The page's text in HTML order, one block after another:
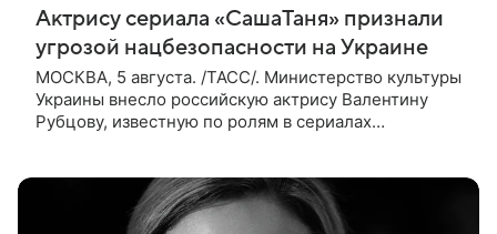
Актрису сериала «СашаТаня» признали
угрозой нацбезопасности на Украине
МОСКВА, 5 августа. /ТАСС/. Министерство культуры
Украины внесло российскую актрису Валентину
Рубцову, известную по ролям в сериалах